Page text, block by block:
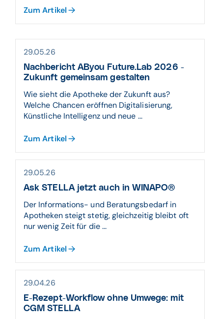
Zum Artikel
29.05.26
Nachbericht AByou Future.Lab 2026 -
Zukunft gemeinsam gestalten
Wie sieht die Apotheke der Zukunft aus?
Welche Chancen eröffnen Digitalisierung,
Künstliche Intelligenz und neue ...
Zum Artikel
29.05.26
Ask STELLA jetzt auch in WINAPO®
Der Informations- und Beratungsbedarf in
Apotheken steigt stetig, gleichzeitig bleibt oft
nur wenig Zeit für die ...
Zum Artikel
29.04.26
E-Rezept-Workflow ohne Umwege: mit
CGM STELLA